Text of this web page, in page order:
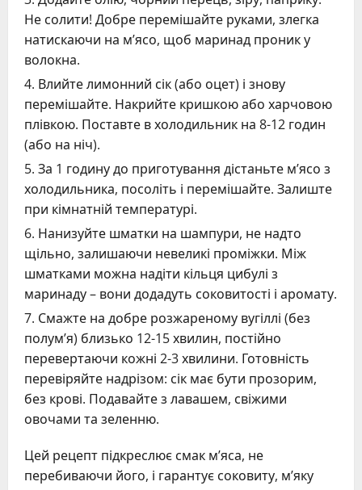
Не солити! Добре перемішайте руками, злегка
натискаючи на м’ясо, щоб маринад проник у
волокна.
Влийте лимонний сік (або оцет) і знову
перемішайте. Накрийте кришкою або харчовою
плівкою. Поставте в холодильник на 8-12 годин
(або на ніч).
За 1 годину до приготування дістаньте м’ясо з
холодильника, посоліть і перемішайте. Залиште
при кімнатній температурі.
Нанизуйте шматки на шампури, не надто
щільно, залишаючи невеликі проміжки. Між
шматками можна надіти кільця цибулі з
маринаду – вони додадуть соковитості і аромату.
Смажте на добре розжареному вугіллі (без
полум’я) близько 12-15 хвилин, постійно
перевертаючи кожні 2-3 хвилини. Готовність
перевіряйте надрізом: сік має бути прозорим,
без крові. Подавайте з лавашем, свіжими
овочами та зеленню.
Цей рецепт підкреслює смак м’яса, не
перебиваючи його, і гарантує соковиту, м’яку